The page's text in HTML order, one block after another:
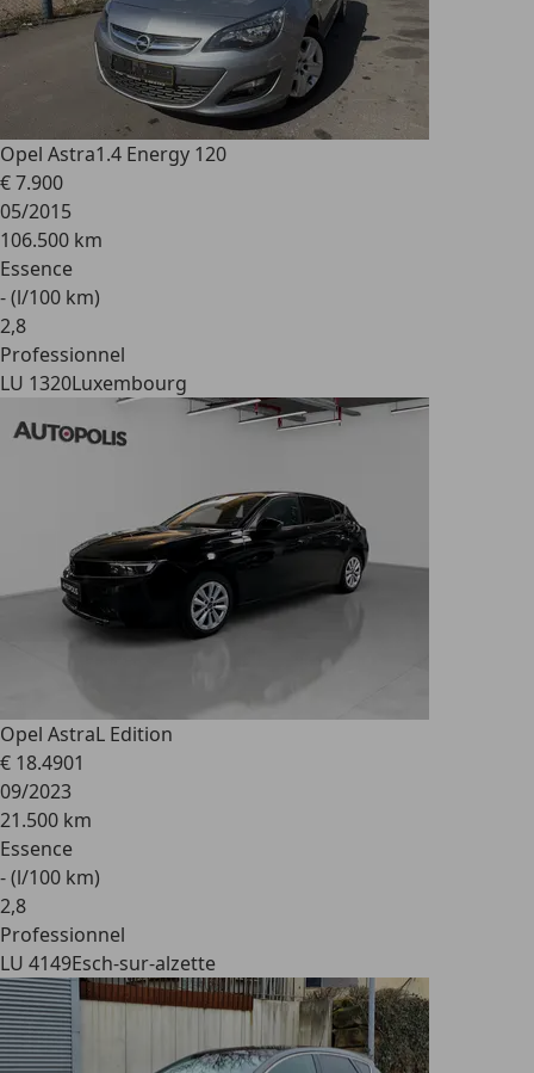
Opel Astra1.4 Energy 120
€ 7.900
05/2015
106.500 km
Essence
- (l/100 km)
2,8
Professionnel
LU 1320Luxembourg
Opel AstraL Edition
€ 18.4901
09/2023
21.500 km
Essence
- (l/100 km)
2,8
Professionnel
LU 4149Esch-sur-alzette